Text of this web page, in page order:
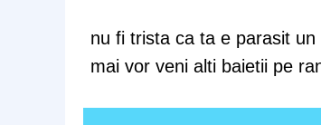
nu fi trista ca ta e parasit
mai vor veni alti baietii pe